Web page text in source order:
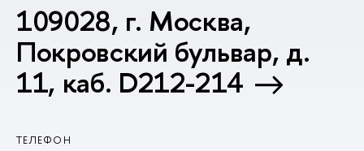
109028, г. Москва,
Покровский бульвар, д.
11, каб. D212-214
ТЕЛЕФОН